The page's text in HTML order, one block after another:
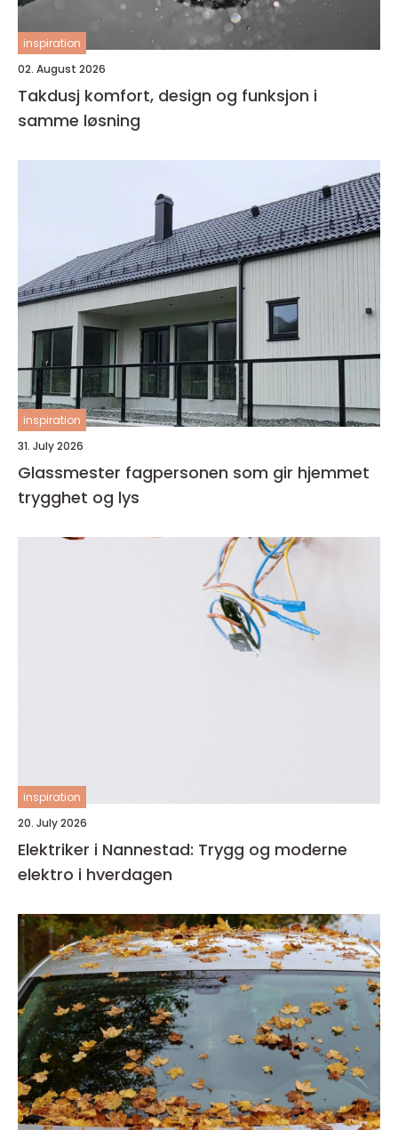
inspiration
02. August 2026
Takdusj komfort, design og funksjon i
samme løsning
inspiration
31. July 2026
Glassmester fagpersonen som gir hjemmet
trygghet og lys
inspiration
20. July 2026
Elektriker i Nannestad: Trygg og moderne
elektro i hverdagen